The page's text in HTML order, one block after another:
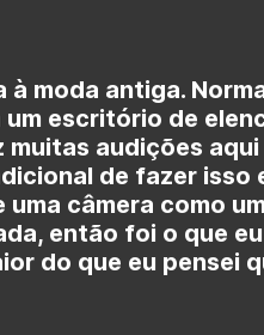
à moda antiga.
escritório de
audições
de fazer isso
câmera como
então foi o que
do que eu pensei